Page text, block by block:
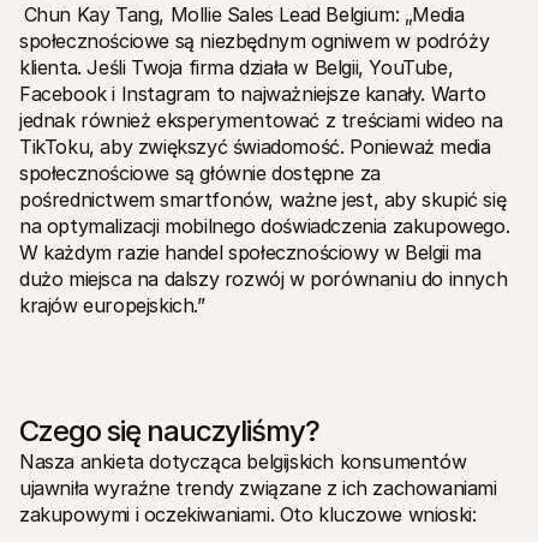
Chun Kay Tang, Mollie Sales Lead Belgium: „Media
społecznościowe są niezbędnym ogniwem w podróży
klienta. Jeśli Twoja firma działa w Belgii, YouTube,
Facebook i Instagram to najważniejsze kanały. Warto
jednak również eksperymentować z treściami wideo na
TikToku, aby zwiększyć świadomość. Ponieważ media
społecznościowe są głównie dostępne za
pośrednictwem smartfonów, ważne jest, aby skupić się
na optymalizacji mobilnego doświadczenia zakupowego.
W każdym razie handel społecznościowy w Belgii ma
dużo miejsca na dalszy rozwój w porównaniu do innych
krajów europejskich.”
Czego się nauczyliśmy?
Nasza ankieta dotycząca belgijskich konsumentów
ujawniła wyraźne trendy związane z ich zachowaniami
zakupowymi i oczekiwaniami. Oto kluczowe wnioski: